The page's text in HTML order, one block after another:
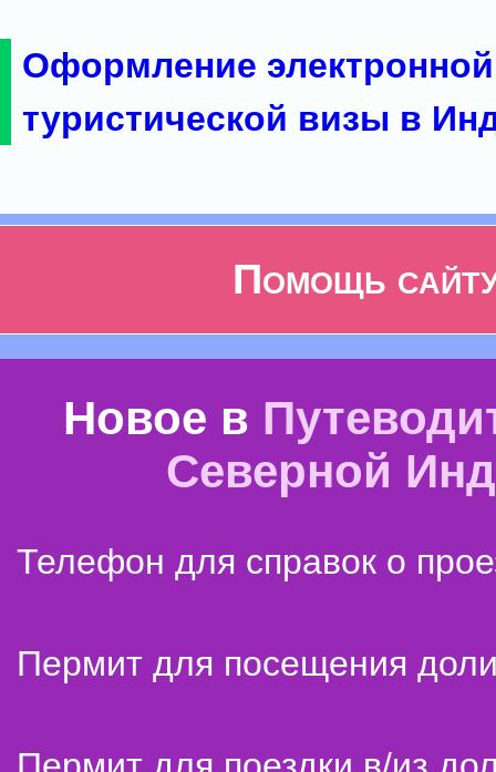
Оформление электронной
туристической визы в
Помощь
Новое в
Северной
Телефон для справок о
Пермит для посещения